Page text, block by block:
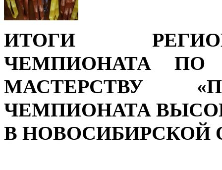
ИТОГИ
ЧЕМПИОНАТА ПО
МАСТЕРСТВУ
ЧЕМПИОНАТА
В НОВОСИБИРСКОЙ